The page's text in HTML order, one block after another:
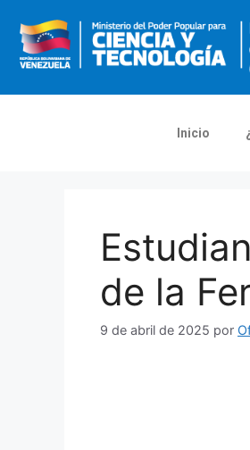
Inicio
de la
9 de abril de 2025 por